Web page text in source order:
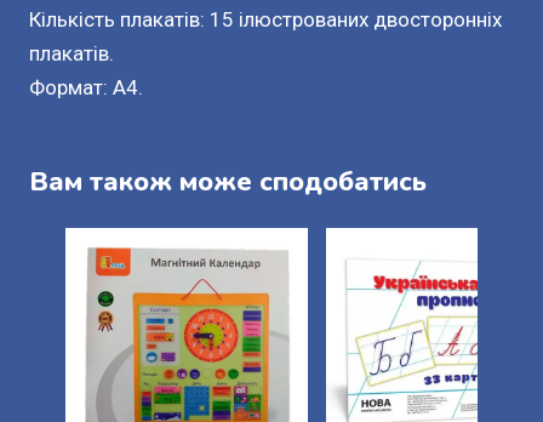
Кількість плакатів: 15 ілюстрованих двосторонніх
плакатів.
Формат: A4.
Вам також може сподобатись